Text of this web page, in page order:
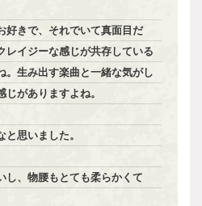
好きで、それでいて真面目だ
レイジーな感じが共存している
。生み出す楽曲と一緒な気がし
がありますよね。
思いました。
し、物腰もとても柔らかくて